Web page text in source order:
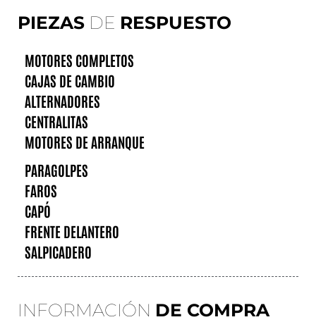
PIEZAS DE RESPUESTO
MOTORES COMPLETOS
CAJAS DE CAMBIO
ALTERNADORES
CENTRALITAS
MOTORES DE ARRANQUE
PARAGOLPES
FAROS
CAPÓ
FRENTE DELANTERO
SALPICADERO
INFORMACIÓN DE COMPRA